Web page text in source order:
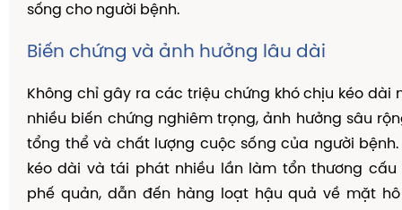
sống cho người bệnh.
Biến chứng và ảnh hưởng lâu dài
Không chỉ gây ra các triệu chứng khó chịu kéo dài
nhiều biến chứng nghiêm trọng, ảnh hưởng sâu
tổng thể và chất lượng cuộc sống của người
kéo dài và tái phát nhiều lần làm tổn thương
phế quản, dẫn đến hàng loạt hậu quả về mặt